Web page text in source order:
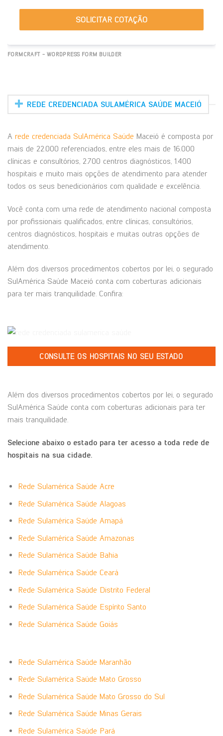
SOLICITAR COTAÇÃO
FORMCRAFT - WORDPRESS FORM BUILDER
REDE CREDENCIADA SULAMÉRICA SAÚDE MACEIÓ
A rede credenciada SulAmérica Saúde Maceió é composta por
mais de 22.000 referenciados, entre eles mais de 16.000
clínicas e consultórios, 2.700 centros diagnósticos, 1.400
hospitais e muito mais opções de atendimento para atender
todos os seus benedicionários com qualidade e excelência.
Você conta com uma rede de atendimento nacional composta
por profissionais qualificados, entre clínicas, consultórios,
centros diagnósticos, hospitais e muitas outras opções de
atendimento.
Além dos diversos procedimentos cobertos por lei, o segurado
SulAmérica Saúde Maceió conta com coberturas adicionais
para ter mais tranquilidade. Confira:
CONSULTE OS HOSPITAIS NO SEU ESTADO
Além dos diversos procedimentos cobertos por lei, o segurado
SulAmérica Saúde conta com coberturas adicionais para ter
mais tranquilidade.
Selecione abaixo o estado para ter acesso a toda rede de
hospitais na sua cidade.
Rede Sulamérica Saúde Acre
Rede Sulamérica Saúde Alagoas
Rede Sulamérica Saúde Amapá
Rede Sulamérica Saúde Amazonas
Rede Sulamérica Saúde Bahia
Rede Sulamérica Saúde Ceará
Rede Sulamérica Saúde Distrito Federal
Rede Sulamérica Saúde Espírito Santo
Rede Sulamérica Saúde Goiás
Rede Sulamérica Saúde Maranhão
Rede Sulamérica Saúde Mato Grosso
Rede Sulamérica Saúde Mato Grosso do Sul
Rede Sulamérica Saúde Minas Gerais
Rede Sulamérica Saúde Pará